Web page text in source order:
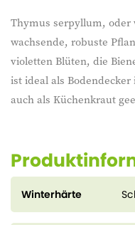
Thymus serpyllum,
wachsende, robuste
violetten Blüten, die
ist ideal als
auch als Küchenkraut
Winterhärte